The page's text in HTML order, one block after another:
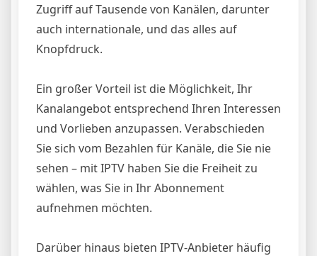
Zugriff auf Tausende von Kanälen, darunter
auch internationale, und das alles auf
Knopfdruck.
Ein großer Vorteil ist die Möglichkeit, Ihr
Kanalangebot entsprechend Ihren Interessen
und Vorlieben anzupassen. Verabschieden
Sie sich vom Bezahlen für Kanäle, die Sie nie
sehen – mit IPTV haben Sie die Freiheit zu
wählen, was Sie in Ihr Abonnement
aufnehmen möchten.
Darüber hinaus bieten IPTV-Anbieter häufig